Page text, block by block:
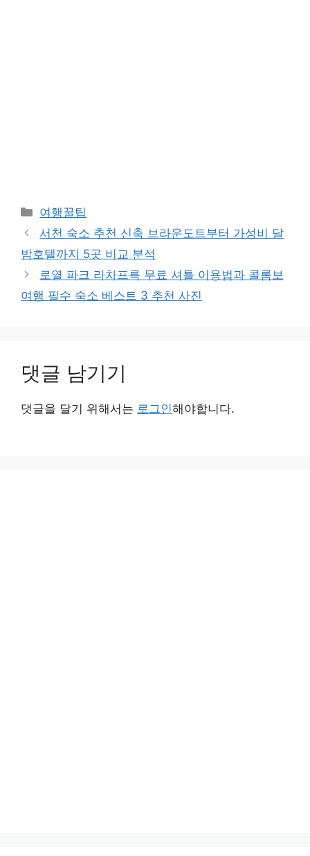
카
테
고
리
여행꿀팁
서천 숙소 추천 신축 브라운도트부터 가성비 달
밤호텔까지 5곳 비교 분석
로열 파크 라차프륵 무료 셔틀 이용법과 콜롬보
여행 필수 숙소 베스트 3 추천 사진
댓글 남기기
댓글을 달기 위해서는 로그인해야합니다.